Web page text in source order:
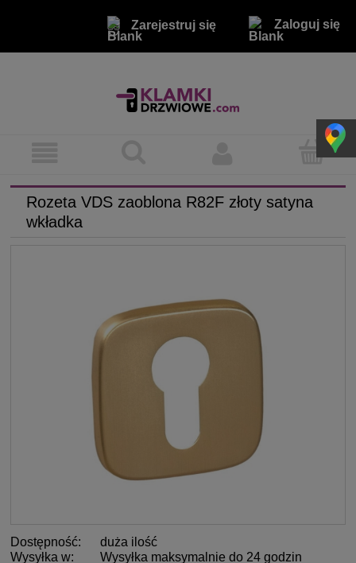
Zarejestruj się Zaloguj się
Rozeta VDS zaoblona R82F złoty satyna
wkładka
Dostępność:
duża ilość
Wysyłka w:
Wysyłka maksymalnie do 24 godzin